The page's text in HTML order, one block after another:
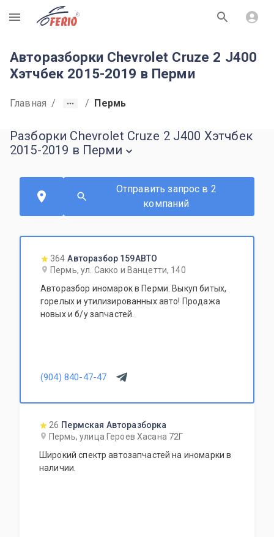
R
Авторазборки Chevrolet Cruze 2 J400
Хэтчбек 2015-2019 в Перми
Главная / / Пермь
Разборки Chevrolet Cruze 2 J400 Хэтчбек
2015-2019 в Перми
Отправить запрос в 2
компаний
364 Авторазбор 159АВТО
Пермь, ул. Сакко и Ванцетти, 140
Авторазбор иномарок в Перми. Выкуп битых,
горелых и утилизированных авто! Продажа
новых и б/у запчастей.
(904) 840-47-47
26 Пермская Авторазборка
Пермь, улица Героев Хасана 72Г
Широкий спектр автозапчастей на иномарки в
наличии.